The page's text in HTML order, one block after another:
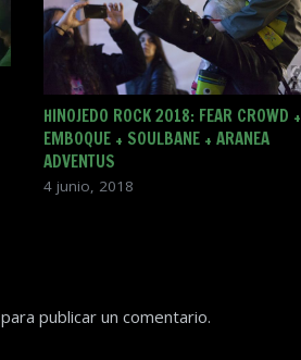
HINOJEDO ROCK 2018: FEAR CROWD +
EMBOQUE + SOULBANE + ARANEA
ADVENTUS
4 junio, 2018
para publicar un comentario.